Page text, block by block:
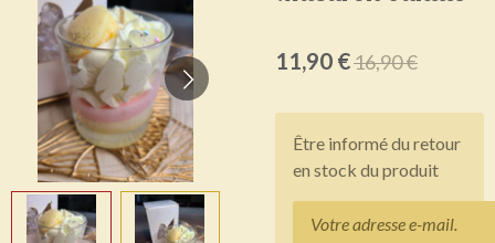
11,90 €16,90 €
Être informé du retour
en stock du produit